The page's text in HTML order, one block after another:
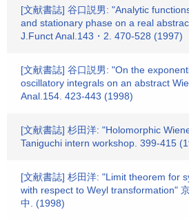
[文献書誌] 谷口説男: "Analytic
and stationary phase on a real
J.Funct Anal.143・2. 470-528 (1997)
[文献書誌] 谷口説男: "On the
oscillatory integrals on an abstract
Anal.154. 423-443 (1998)
[文献書誌] 杉田洋: "Holomorphic
Taniguchi intern workshop. 399-415
[文献書誌] 杉田洋: "Limit theorem for
with respect to Weyl transformation"
中. (1998)